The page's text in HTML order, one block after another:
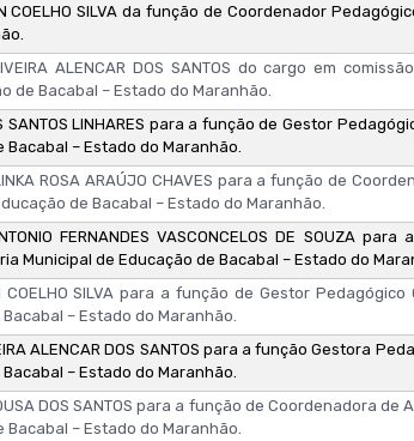
COELHO SILVA da função de Coordenador
ALENCAR DOS SANTOS do cargo em
de Bacabal – Estado do Maranhão.
SANTOS LINHARES para a função de Gestor
Bacabal – Estado do Maranhão.
ROSA ARAÚJO CHAVES para a função de
de Bacabal – Estado do Maranhão.
FERNANDES VASCONCELOS DE SOUZA
Municipal de Educação de Bacabal – Estado do
COELHO SILVA para a função de Gestor Pedagógico
– Estado do Maranhão.
ALENCAR DOS SANTOS para a função Gestora
– Estado do Maranhão.
DOS SANTOS para a função de Coordenadora de
Bacabal – Estado do Maranhão.